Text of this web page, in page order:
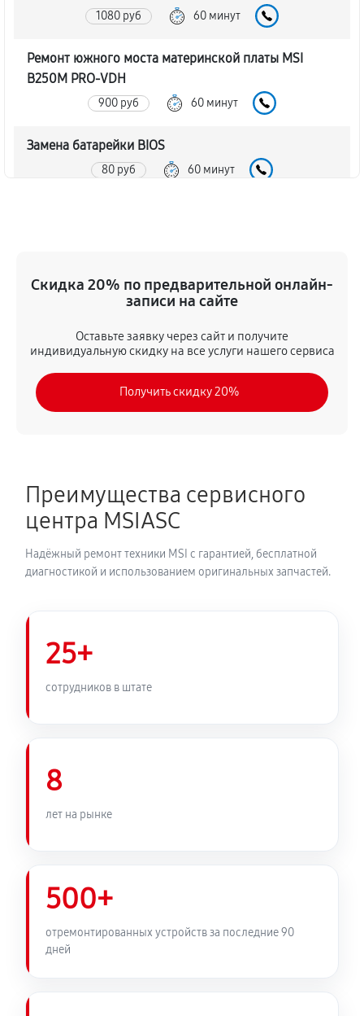
1080 руб 60 минут
Ремонт южного моста материнской платы MSI
B250M PRO-VDH
900 руб 60 минут
Замена батарейки BIOS
80 руб 60 минут
Скидка 20% по предварительной онлайн-
записи на сайте
Оставьте заявку через сайт и получите
индивидуальную скидку на все услуги нашего сервиса
Получить скидку 20%
Преимущества сервисного
центра MSIASC
Надёжный ремонт техники MSI с гарантией, бесплатной
диагностикой и использованием оригинальных запчастей.
25+
сотрудников в штате
8
лет на рынке
500+
отремонтированных устройств за последние 90
дней